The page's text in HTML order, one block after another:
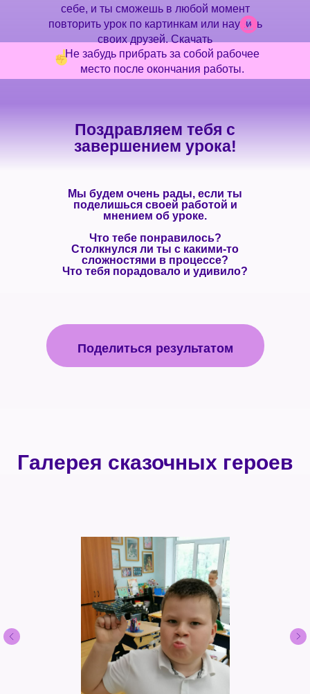
себе, и ты сможешь в любой момент
повторить урок по картинкам или научить
своих друзей. Скачать
Не забудь прибрать за собой рабочее
место после окончания работы.
Поздравляем тебя с
завершением урока!
Мы будем очень рады, если ты
поделишься своей работой и
мнением об уроке.
Что тебе понравилось?
Столкнулся ли ты с какими-то
сложностями в процессе?
Что тебя порадовало и удивило?
Поделиться результатом
Команда Арт-чердака Фрау Фаст
Какие четкие гармошки-крылья!
Птички прекрасные, две)) Попробуйте
добавить ниточки и подвесить на
разной высоте))
Галерея сказочных героев